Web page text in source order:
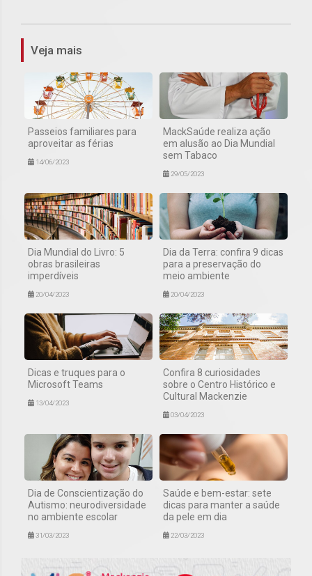
Veja mais
Passeios familiares para
aproveitar as férias
14/06/2023
MackSaúde realiza ação
em alusão ao Dia Mundial
sem Tabaco
29/05/2023
Dia Mundial do Livro: 5
obras brasileiras
imperdíveis
20/04/2023
Dia da Terra: confira 9 dicas
para a preservação do
meio ambiente
20/04/2023
Dicas e truques para o
Microsoft Teams
13/04/2023
Confira 8 curiosidades
sobre o Centro Histórico e
Cultural Mackenzie
03/04/2023
Dia de Conscientização do
Autismo: neurodiversidade
no ambiente escolar
31/03/2023
Saúde e bem-estar: sete
dicas para manter a saúde
da pele em dia
22/03/2023